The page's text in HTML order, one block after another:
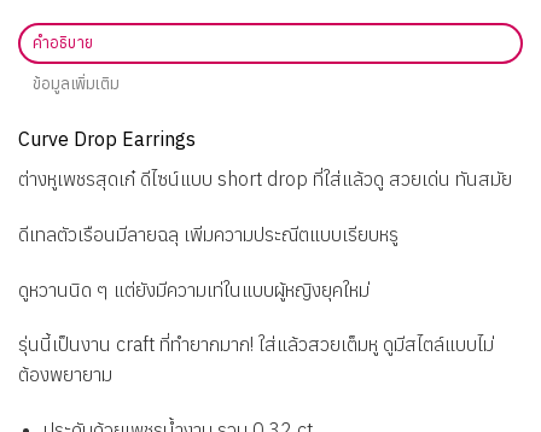
คำอธิบาย
ข้อมูลเพิ่มเติม
Curve Drop Earrings
ต่างหูเพชรสุดเก๋ ดีไซน์แบบ short drop ที่ใส่แล้วดู สวยเด่น ทันสมัย
ดีเทลตัวเรือนมีลายฉลุ เพิ่มความประณีตแบบเรียบหรู
ดูหวานนิด ๆ แต่ยังมีความเท่ในแบบผู้หญิงยุคใหม่
รุ่นนี้เป็นงาน craft ที่ทำยากมาก! ใส่แล้วสวยเต็มหู ดูมีสไตล์แบบไม่
ต้องพยายาม